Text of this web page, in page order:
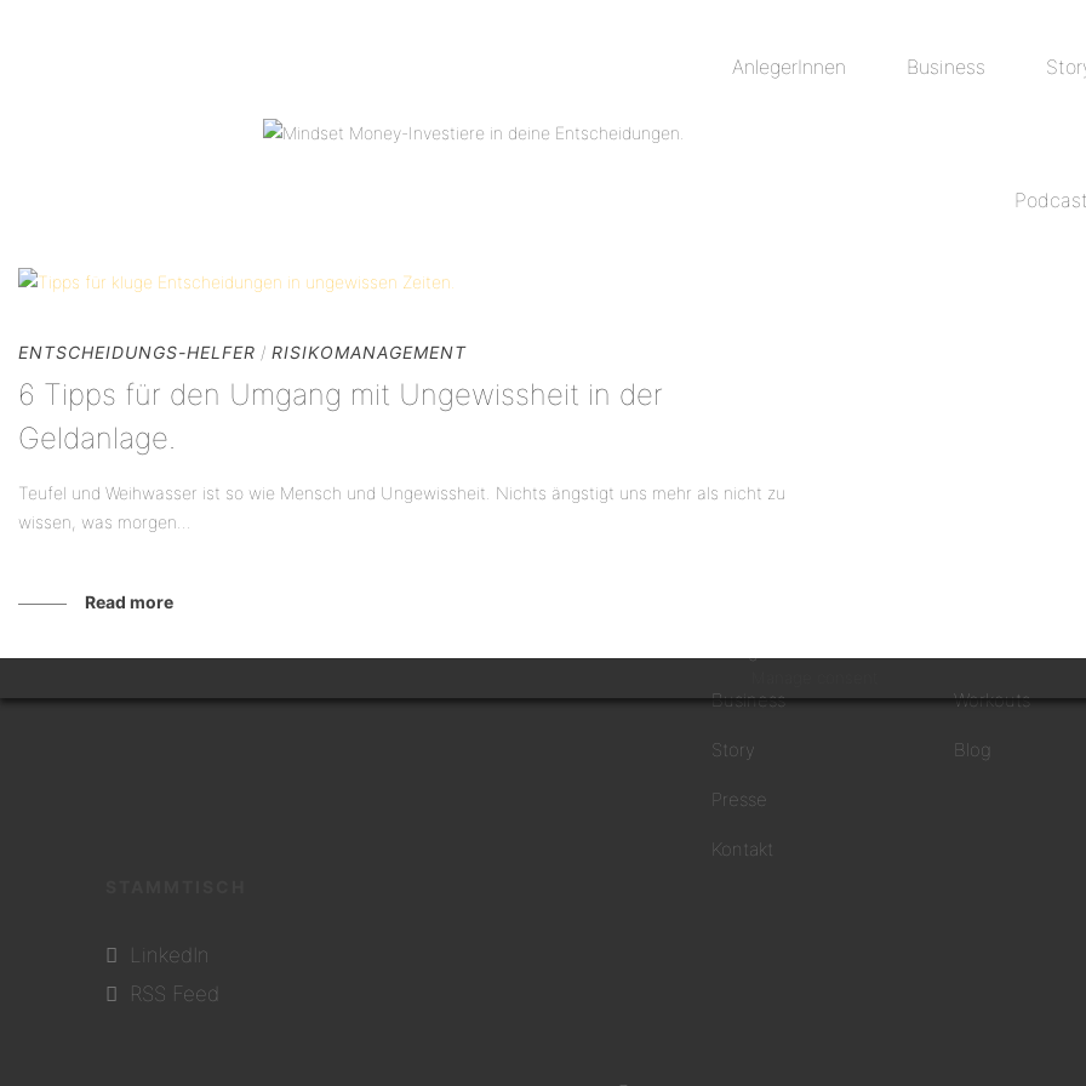
AnlegerInnen Business
Podcast
ENTSCHEIDUNGS-HELFER / RISIKOMANAGEMENT
6 Tipps für den Umgang mit Ungewissheit in der
Geldanlage.
Teufel und Weihwasser ist so wie Mensch und Ungewissheit. Nichts ängstigt uns mehr als nicht zu
wissen, was morgen...
Read more
Business
Story
Presse
Kontakt
Workouts
Blog
LinkedIn
RSS Feed